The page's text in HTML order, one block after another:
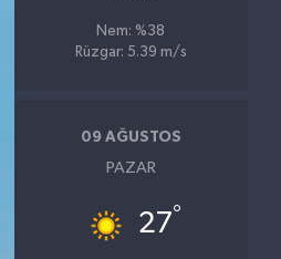
Nem: %38
Rüzgar: 5.39 m/s
09 AĞUSTOS
PAZAR
27°